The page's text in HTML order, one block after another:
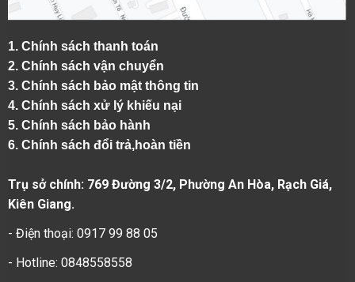
1. Chính sách thanh toán
2. Chính sách vận chuyển
3. Chính sách bảo mật thông tin
4. Chính sách xử lý khiếu nại
5. Chính sách bảo hành
6. Chính sách đổi trả,hoàn tiền
Trụ sở chính: 769 Đường 3/2, Phường An Hòa, Rạch Giá,
Kiên Giang.
- Điện thoại: 0917 99 88 05
- Hotline: 0848558558